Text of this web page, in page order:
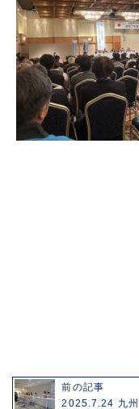
前の記事
2025.7.24 九州